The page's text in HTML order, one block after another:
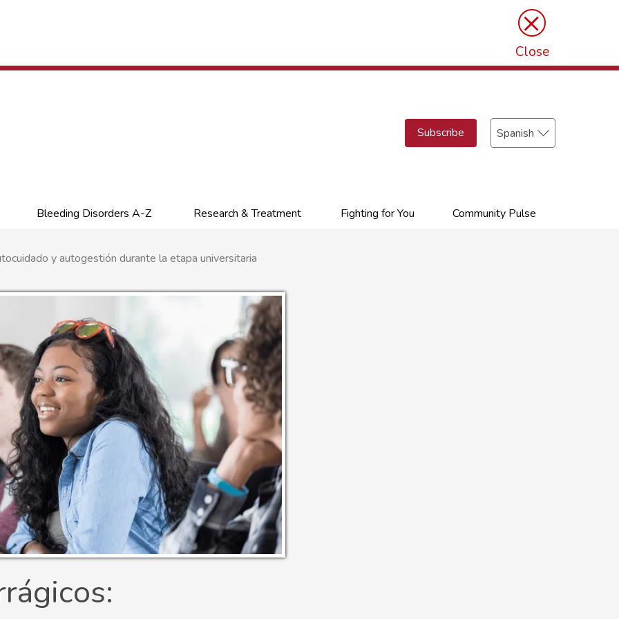
×
Close
Subscribe
Select
your
Bleeding Disorders A-Z Research & Treatment Fighting for You Community Pulse
y autogestión durante la etapa universitaria